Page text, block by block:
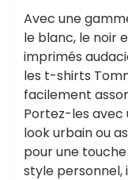
Avec une
le blanc, le noir
imprimés
les t-shirts
facilement
Portez-les
look urbain ou
pour une
style personnel,